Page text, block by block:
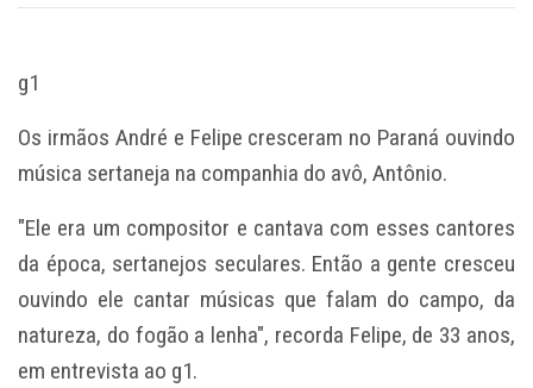
g1
Os irmãos André e Felipe cresceram no Paraná ouvindo
música sertaneja na companhia do avô, Antônio.
"Ele era um compositor e cantava com esses cantores
da época, sertanejos seculares. Então a gente cresceu
ouvindo ele cantar músicas que falam do campo, da
natureza, do fogão a lenha", recorda Felipe, de 33 anos,
em entrevista ao g1.